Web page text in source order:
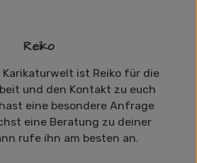
Reiko
Karikaturwelt ist Reiko für die
und den Kontakt zu euch
eine besondere Anfrage
eine Beratung zu deiner
rufe ihn am besten an.